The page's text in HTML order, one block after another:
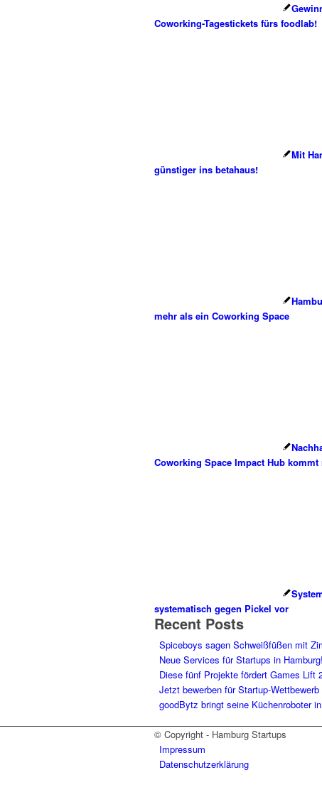
Coworking-Tagestickets fürs foodlab!
Mit
günstiger ins betahaus!
mehr als ein Coworking Space
Coworking Space Impact Hub kommt
systematisch gegen Pickel vor
Recent Posts
Spiceboys sagen Schweißfüßen mit
Neue Services für Startups in Hamburg!
Diese fünf Projekte fördert Games Lift
Jetzt bewerben für Startup-
goodBytz bringt seine Küchenroboter
© Copyright - Hamburg Startups
Impressum
Datenschutzerklärung